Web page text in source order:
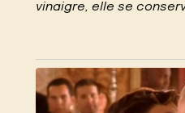
vinaigre, elle se